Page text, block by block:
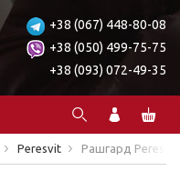
+38 (067) 448-80-08
+38 (050) 499-75-75
+38 (093) 072-49-35
Peresvit Рашгард Peresvit